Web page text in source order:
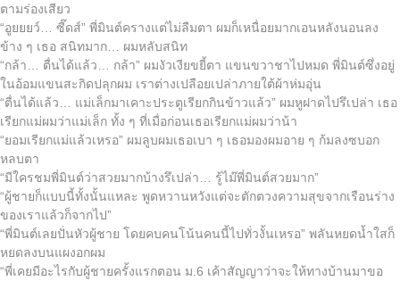
ตามร่องเสียว
“อูยยยว์… ซี๊ดส์” พี่มินต์ครางแต่ไม่ลืมตา ผมก็เหนื่อยมากเอนหลังนอนลง
ข้าง ๆ เธอ สนิทมาก… ผมหลับสนิท
“กล้า… ตื่นได้แล้ว… กล้า” ผมงัวเงียขยี้ตา แขนขวาชาไปหมด พี่มินต์ซึ่งอยู่
ในอ้อมแขนสะกิดปลุกผม เราต่างเปลือยเปล่าภายใต้ผ้าห่มอุ่น
“ตื่นได้แล้ว… แม่เล็กมาเคาะประตูเรียกกินข้าวแล้ว” ผมหูฝาดไปรึเปล่า เธอ
เรียกแม่ผมว่าแม่เล็ก ทั้ง ๆ ที่เมื่อก่อนเธอเรียกแม่ผมว่าน้า
“ยอมเรียกแม่แล้วเหรอ” ผมลูบผมเธอเบา ๆ เธอมองผมอาย ๆ ก้มลงซบอก
หลบตา
“มีใครชมพี่มินต์ว่าสวยมากบ้างรึเปล่า… รู้ไม๊พี่มินต์สวยมาก”
“ผู้ชายก็แบบนี้ทั้งนั้นแหละ พูดหวานหวังแต่จะตักตวงความสุขจากเรือนร่าง
ของเราแล้วก็จากไป”
“พี่มินต์เลยปั่นหัวผู้ชาย โดยคบคนโน้นคนนี้ไปทั่วงั้นเหรอ” พลันหยดน้ำใสก็
หยดลงบนแผงอกผม
“พี่เคยมีอะไรกับผู้ชายครั้งแรกตอน ม.6 เค้าสัญญาว่าจะให้ทางบ้านมาขอ